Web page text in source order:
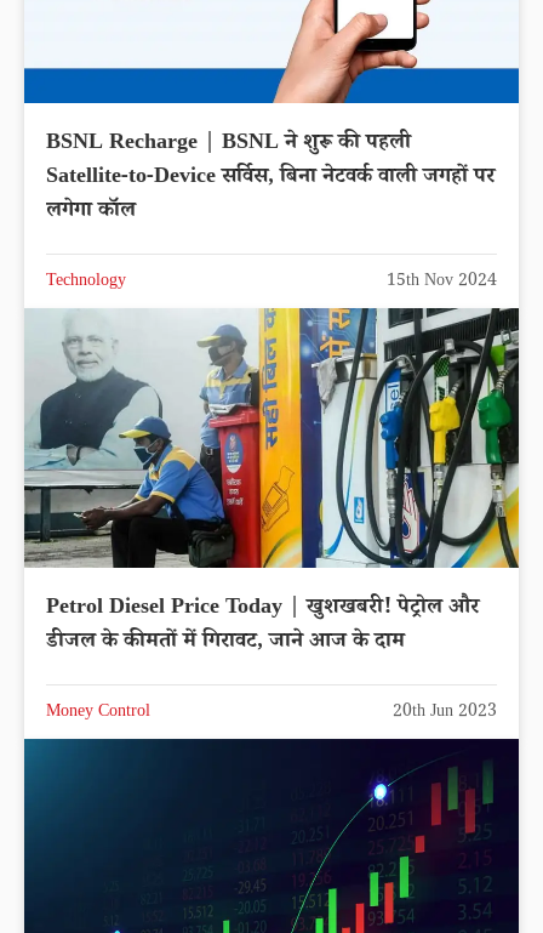
BSNL Recharge | BSNL ने शुरू की पहली
Satellite-to-Device सर्विस, बिना नेटवर्क वाली जगहों पर
लगेगा कॉल
Technology 15th Nov 2024
Petrol Diesel Price Today | खुशखबरी! पेट्रोल और
डीजल के कीमतों में गिरावट, जाने आज के दाम
Money Control 20th Jun 2023